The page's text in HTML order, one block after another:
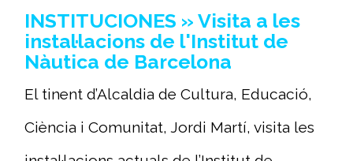
INSTITUCIONES » Visita a les
instal·lacions de l'Institut de
Nàutica de Barcelona
El tinent d’Alcaldia de Cultura, Educació,
Ciència i Comunitat, Jordi Martí, visita les